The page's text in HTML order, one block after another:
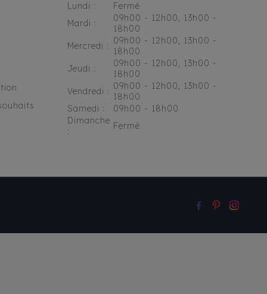
Lundi :
Fermé
Mardi :
09h00 - 12h00, 13h00 -
18h00
Mercredi : 09h00 - 12h00, 13h00 -
18h00
Jeudi :
09h00 - 12h00, 13h00 -
18h00
Vendredi : 09h00 - 12h00, 13h00 -
18h00
Samedi :
09h00 - 18h00
Dimanche
:
Fermé